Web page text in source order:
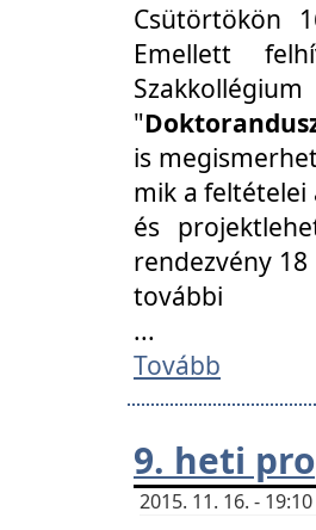
Csütörtökön
Emellett
"
is
mik a feltételei
és
rendezvény
további
...
Tovább
9. heti
2015. 11. 16. -